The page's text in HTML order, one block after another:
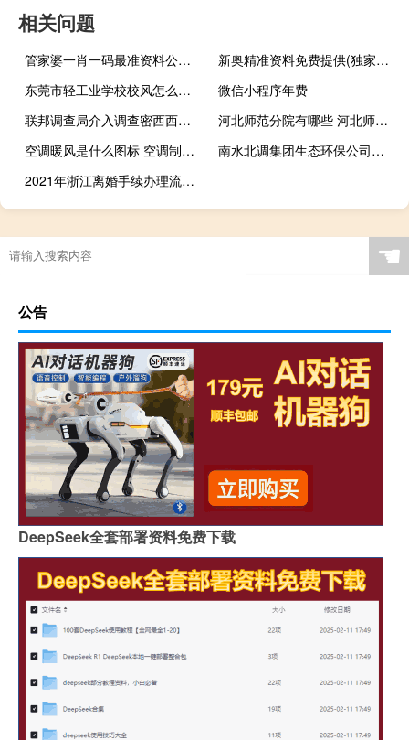
相关问题
管家婆一肖一码最准资料公开,最好精选解释落实_ios27.77.12
新奥精准资料免费提供(独家猛料)_智能AI深度解析_百度大脑版A12.31.1009
东莞市轻工业学校校风怎么样 东莞厚街专业技术学校
微信小程序年费
联邦调查局介入调查密西西比马尔-雅克家禽加工厂16岁少年死亡案
河北师范分院有哪些 河北师范大学软件学院
空调暖风是什么图标 空调制热标志图片
南水北调集团生态环保公司怎么样 南水北调集团有限公司
2021年浙江离婚手续办理流程 离婚手续怎么办理流程
☚
公告
DeepSeek全套部署资料免费下载